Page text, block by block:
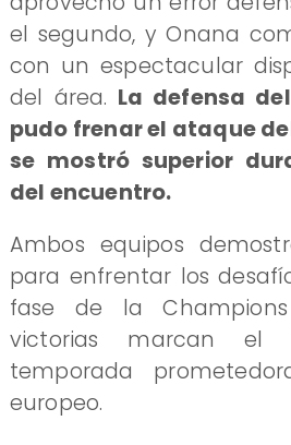
el segundo, y Onana
con un espectacular
del área. La defensa
pudo frenar el ataque
se mostró superior
del encuentro.
Ambos equipos
para enfrentar los
fase de la
victorias marcan
temporada
europeo.